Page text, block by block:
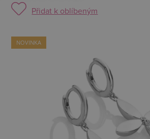
Přidat k oblíbeným
NOVINKA